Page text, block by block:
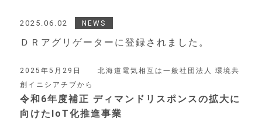
2025.06.02 NEWS
ＤＲアグリゲーターに登録されました。
2025年5月29日 北海道電気相互は一般社団法人 環境共
創イニシアチブから
令和6年度補正 ディマンドリスポンスの拡大に
向けたIoT化推進事業